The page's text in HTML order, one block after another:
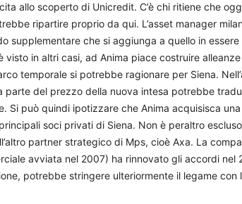
allo scoperto di Unicredit. C’è chi ritiene che
ripartire proprio da qui. L’asset manager
supplementare che si aggiunga a quello in
visto in altri casi, ad Anima piace costruire
temporale si potrebbe ragionare per Siena.
parte del prezzo della nuova intesa potrebbe
Si può quindi ipotizzare che Anima acquisisca
soci privati di Siena. Non è peraltro
partner strategico di Mps, cioè Axa. La
avviata nel 2007) ha rinnovato gli accordi
potrebbe stringere ulteriormente il legame con